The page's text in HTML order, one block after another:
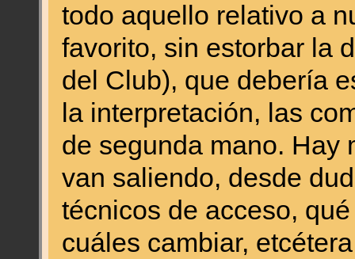
todo aquello relativo a
favorito, sin estorbar la
del Club), que debería
la interpretación, las
de segunda mano. Hay
van saliendo, desde
técnicos de acceso,
cuáles cambiar,